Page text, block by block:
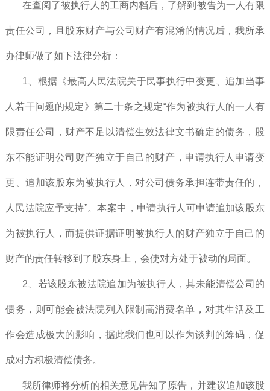
在查阅了被执行人的工商内档后，了解到被告为一人有限
责任公司，且股东财产与公司财产有混淆的情况后，我所承
办律师做了如下法律分析：
1、根据《最高人民法院关于民事执行中变更、追加当事
人若干问题的规定》第二十条之规定“作为被执行人的一人有
限责任公司，财产不足以清偿生效法律文书确定的债务，股
东不能证明公司财产独立于自己的财产，申请执行人申请变
更、追加该股东为被执行人，对公司债务承担连带责任的，
人民法院应予支持”。本案中，申请执行人可申请追加该股东
为被执行人，而提供证据证明被执行人的财产独立于自己的
财产的责任转移到了股东身上，会使对方处于被动的局面。
2、若该股东被法院追加为被执行人，其未能清偿公司的
债务，则可能会被法院列入限制高消费名单，对其生活及工
作会造成极大的影响，据此我们也可以作为谈判的筹码，促
成对方积极清偿债务。
我所律师将分析的相关意见告知了原告，并建议追加该股